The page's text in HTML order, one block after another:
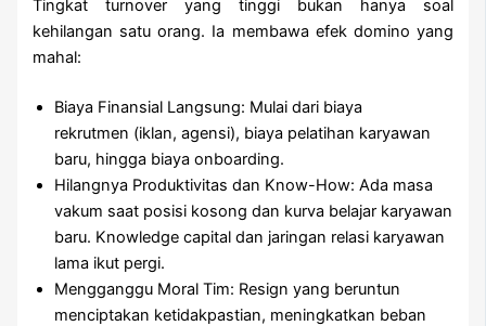
Tingkat turnover yang tinggi bukan hanya soal
kehilangan satu orang. Ia membawa efek domino yang
mahal:
Biaya Finansial Langsung: Mulai dari biaya
rekrutmen (iklan, agensi), biaya pelatihan karyawan
baru, hingga biaya onboarding.
Hilangnya Produktivitas dan Know-How: Ada masa
vakum saat posisi kosong dan kurva belajar karyawan
baru. Knowledge capital dan jaringan relasi karyawan
lama ikut pergi.
Mengganggu Moral Tim: Resign yang beruntun
menciptakan ketidakpastian, meningkatkan beban